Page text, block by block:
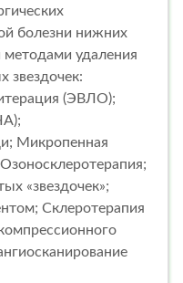
болезни нижних
методами удаления
звездочек:
(ЭВЛО);
Микропенная
«звездочек»;
Склеротерапия